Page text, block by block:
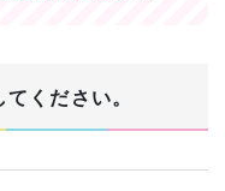
ください。